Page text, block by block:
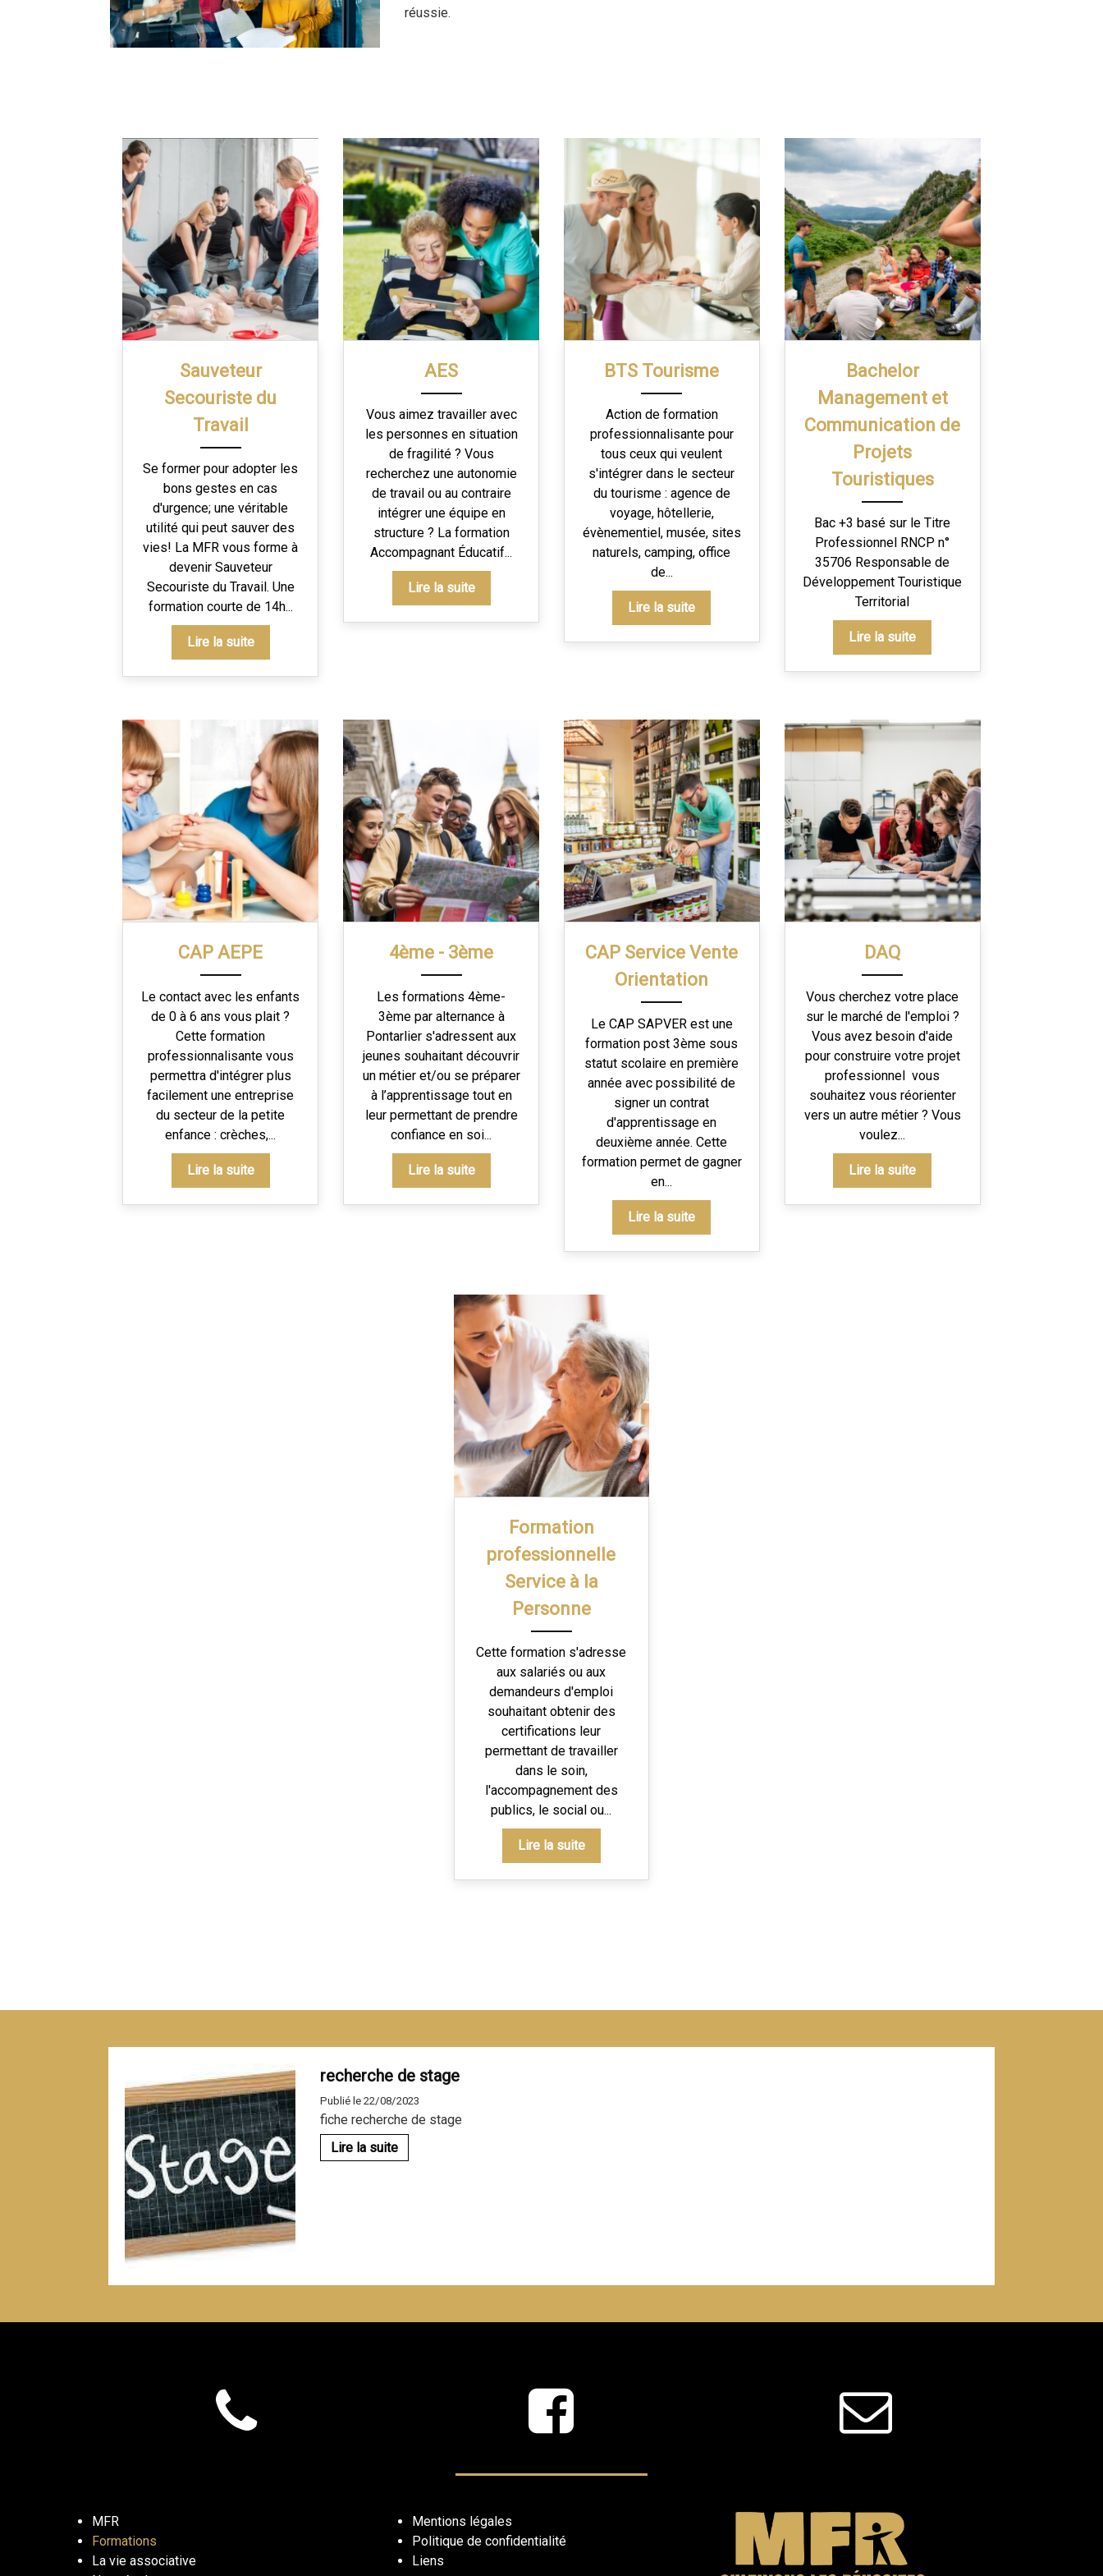
réussie.
Sauveteur
Secouriste du
Travail
Se former pour adopter les
bons gestes en cas
d'urgence; une véritable
utilité qui peut sauver des
vies! La MFR vous forme à
devenir Sauveteur
Secouriste du Travail. Une
formation courte de 14h...
Lire la suite
AES
Vous aimez travailler avec
les personnes en situation
de fragilité ? Vous
recherchez une autonomie
de travail ou au contraire
intégrer une équipe en
structure ? La formation
Accompagnant Éducatif...
Lire la suite
BTS Tourisme
Action de formation
professionnalisante pour
tous ceux qui veulent
s'intégrer dans le secteur
du tourisme : agence de
voyage, hôtellerie,
évènementiel, musée, sites
naturels, camping, office
de...
Lire la suite
Bachelor
Management et
Communication de
Projets
Touristiques
Bac +3 basé sur le Titre
Professionnel RNCP n°
35706 Responsable de
Développement Touristique
Territorial
Lire la suite
CAP AEPE
Le contact avec les enfants
de 0 à 6 ans vous plait ?
Cette formation
professionnalisante vous
permettra d'intégrer plus
facilement une entreprise
du secteur de la petite
enfance : crèches,...
Lire la suite
4ème - 3ème
Les formations 4ème-
3ème par alternance à
Pontarlier s'adressent aux
jeunes souhaitant découvrir
un métier et/ou se préparer
à l’apprentissage tout en
leur permettant de prendre
confiance en soi...
Lire la suite
CAP Service Vente
Orientation
Le CAP SAPVER est une
formation post 3ème sous
statut scolaire en première
année avec possibilité de
signer un contrat
d'apprentissage en
deuxième année. Cette
formation permet de gagner
en...
Lire la suite
DAQ
Vous cherchez votre place
sur le marché de l'emploi ?
Vous avez besoin d'aide
pour construire votre projet
professionnel vous
souhaitez vous réorienter
vers un autre métier ? Vous
voulez...
Lire la suite
Formation
professionnelle
Service à la
Personne
Cette formation s'adresse
aux salariés ou aux
demandeurs d'emploi
souhaitant obtenir des
certifications leur
permettant de travailler
dans le soin,
l'accompagnement des
publics, le social ou...
Lire la suite
recherche de stage
Publié le 22/08/2023
fiche recherche de stage
Lire la suite
MFR
Formations
La vie associative
Mentions légales
Politique de confidentialité
Liens